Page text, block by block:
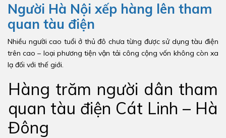
Người Hà Nội xếp hàng lên tham
quan tàu điện
Nhiều người cao tuổi ở thủ đô chưa từng được sử dụng tàu điện
trên cao – loại phương tiện vận tải công cộng vốn không còn xa
lạ đối với thế giới.
Hàng trăm người dân tham
quan tàu điện Cát Linh – Hà
Đông